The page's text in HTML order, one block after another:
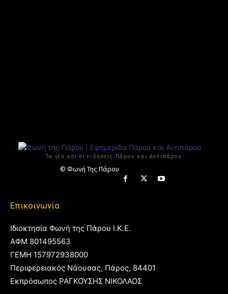
Τα νέα και οι ειδήσεις Πάρου και Αντιπάρου
© Φωνή Της Πάρου
Επικοινωνία
Ιδιοκτησία Φωνή της Πάρου Ι.Κ.Ε.
ΑΦΜ 801495563
ΓΕΜΗ 157972938000
Περιφερειακός Νάουσας, Πάρος, 84401
Εκπρόσωπος ΡΑΓΚΟΥΣΗΣ ΝΙΚΟΛΑΟΣ